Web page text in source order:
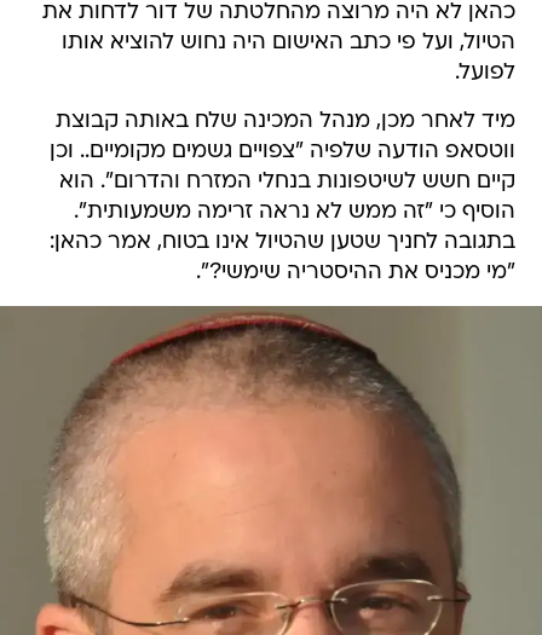
כהאן לא היה מרוצה מהחלטתה של דור לדחות את
הטיול, ועל פי כתב האישום היה נחוש להוציא אותו
לפועל.
מיד לאחר מכן, מנהל המכינה שלח באותה קבוצת
ווטסאפ הודעה שלפיה "צפויים גשמים מקומיים.. וכן
קיים חשש לשיטפונות בנחלי המזרח והדרום". הוא
הוסיף כי "זה ממש לא נראה זרימה משמעותית".
בתגובה לחניך שטען שהטיול אינו בטוח, אמר כהאן:
"מי מכניס את ההיסטריה שימשי?".